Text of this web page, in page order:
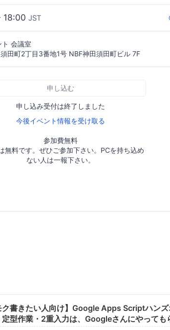
18:00 JST
会議室
田町2丁目3番地1号 NBF神田須田町ビル 7F
申し込む
申し込み受付は終了しました
今後イベント情報を受け取る
参加費無料
無料です。ぜひご参加下さい。PCを持ち込め
ない人は一報下さい。
ク書きたい人向け】Google Apps Scriptハン
型作業・2重入力は、Googleさんにやっても